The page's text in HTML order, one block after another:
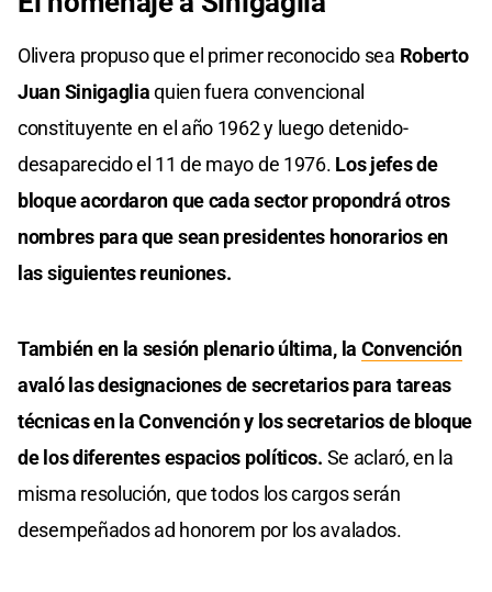
Olivera propuso que el primer reconocido sea Roberto
Juan Sinigagliaquien fuera convencional
constituyente en el año 1962 y luego detenido-
desaparecido el 11 de mayo de 1976. Los jefes de
bloque acordaron que cada sector propondrá otros
nombres para que sean presidentes honorarios en
las siguientes reuniones.
También en la sesión plenario última, la Convención
avaló las designaciones de secretarios para tareas
técnicas en la Convención y los secretarios de bloque
de los diferentes espacios políticos. Se aclaró, en la
misma resolución, que todos los cargos serán
desempeñados ad honorem por los avalados.